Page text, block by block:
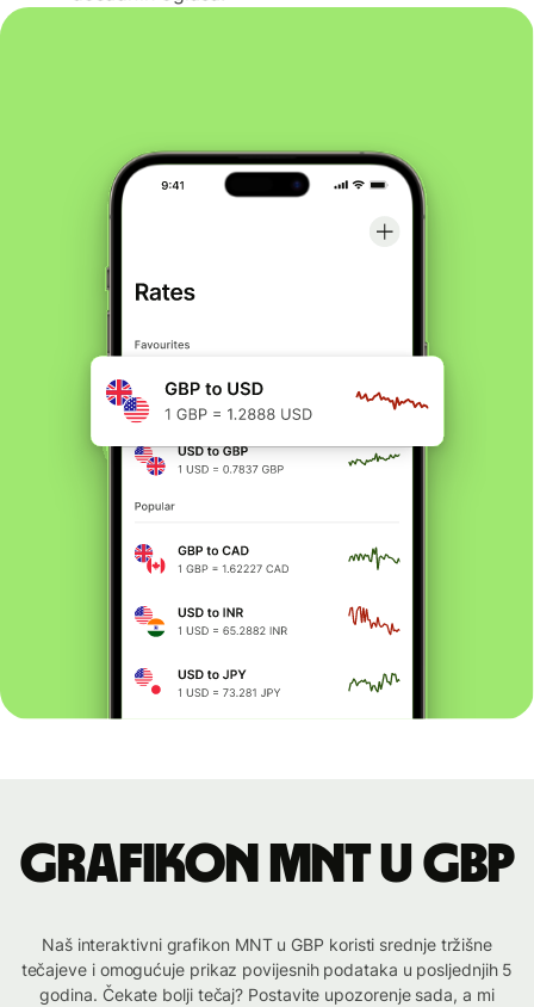
Grafikon MNT u GBP
Naš interaktivni grafikon MNT u GBP koristi srednje tržišne
tečajeve i omogućuje prikaz povijesnih podataka u posljednjih 5
godina. Čekate bolji tečaj? Postavite upozorenje sada, a mi